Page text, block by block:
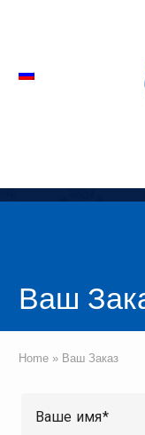
Ваш
Home » Ваш Заказ
Ваше имя